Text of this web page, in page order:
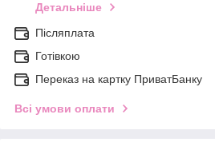
Детальніше
Післяплата
Готівкою
Переказ на картку ПриватБанку
Всі умови оплати